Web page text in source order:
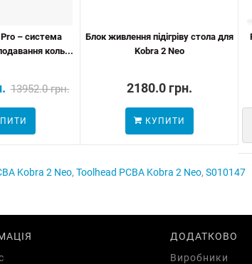
– система
коль...
13952.0 грн.
Блок живлення підігріву стола для
Kobra 2 Neo
2180.0 грн.
КУПИТИ
Kobra 2 Neo, Toolhead PCBA Kobra 2 Neo, S010147
ДОДАТКОВО
Виробники